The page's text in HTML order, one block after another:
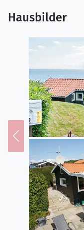
Hausbilder